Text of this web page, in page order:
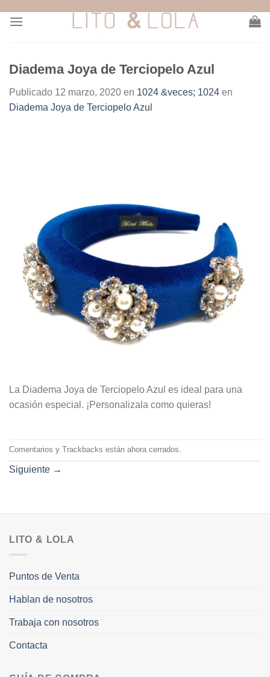
Diadema Joya de Terciopelo Azul
Publicado 12 marzo, 2020 en 1024 &veces; 1024 en
Diadema Joya de Terciopelo Azul
La Diadema Joya de Terciopelo Azul es ideal para una
ocasión especial. ¡Personalizala como quieras!
Comentarios y Trackbacks están ahora cerrados.
Siguiente →
LITO & LOLA
Puntos de Venta
Hablan de nosotros
Trabaja con nosotros
Contacta